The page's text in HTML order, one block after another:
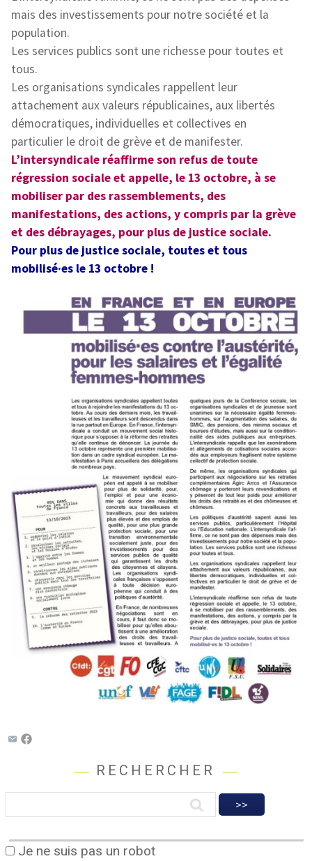
mais des investissements pour notre société et la
population.
Les services publics sont une richesse pour toutes et
tous.
Les organisations syndicales rappellent leur
attachement aux valeurs républicaines, aux libertés
démocratiques, individuelles et collectives en
particulier le droit de grève et de manifester.
L’intersyndicale réaffirme son refus de toute
régression sociale et appelle, le 13 octobre, à se
mobiliser par des rassemblements, des
manifestations, des actions, y compris par la grève
et des débrayages, pour plus de justice sociale.
Pour plus de justice sociale, toutes et tous
mobilisé·es le 13 octobre !
RECHERCHER
Je ne suis pas un robot